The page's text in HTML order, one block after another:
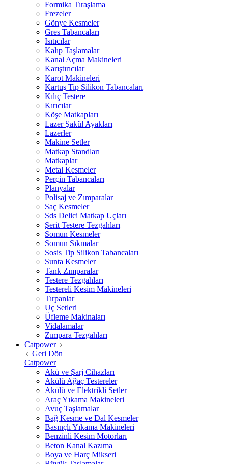
Formika Tıraşlama
Frezeler
Gönye Kesmeler
Gres Tabancaları
Isıtıcılar
Kalıp Taşlamalar
Kanal Açma Makineleri
Karıştırıcılar
Karot Makineleri
Kartuş Tip Silikon Tabancaları
Kılıç Testere
Kırıcılar
Köşe Matkapları
Lazer Şakül Ayakları
Lazerler
Makine Setler
Matkap Standları
Matkaplar
Metal Kesmeler
Perçin Tabancaları
Planyalar
Polisaj ve Zımparalar
Saç Kesmeler
Sds Delici Matkap Uçları
Şerit Testere Tezgahları
Somun Kesmeler
Somun Sıkmalar
Sosis Tip Silikon Tabancaları
Sunta Kesmeler
Tank Zımparalar
Testere Tezgahları
Testereli Kesim Makineleri
Tırpanlar
Uç Setleri
Üfleme Makinaları
Vidalamalar
Zımpara Tezgahları
Catpower
Geri Dön
Catpower
Akü ve Şarj Cihazları
Akülü Ağaç Testereler
Akülü ve Elektrikli Setler
Araç Yıkama Makineleri
Avuç Taşlamalar
Bağ Kesme ve Dal Kesmeler
Basınçlı Yıkama Makineleri
Benzinli Kesim Motorları
Beton Kanal Kazıma
Boya ve Harç Mikseri